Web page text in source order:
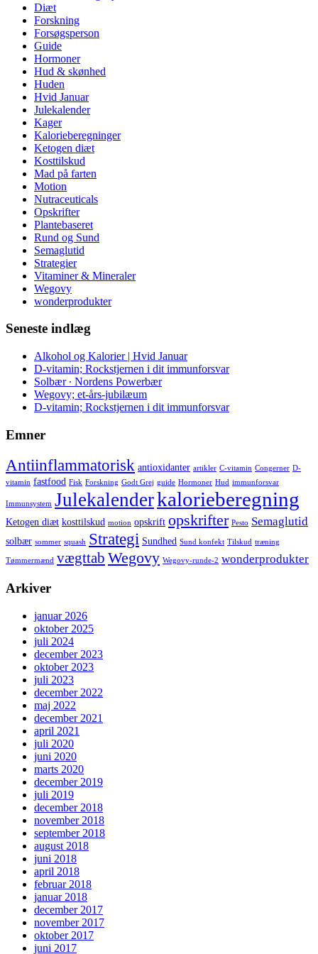
Diæt
Forskning
Forsøgsperson
Guide
Hormoner
Hud & skønhed
Huden
Hvid Januar
Julekalender
Kager
Kalorieberegninger
Ketogen diæt
Kosttilskud
Mad på farten
Motion
Nutraceuticals
Opskrifter
Plantebaseret
Rund og Sund
Semaglutid
Strategier
Vitaminer & Mineraler
Wegovy
wonderprodukter
Seneste indlæg
Alkohol og Kalorier | Hvid Januar
D-vitamin; Rockstjernen i dit immunforsvar
Solbær ∙ Nordens Powerbær
Wegovy; et-års-jubilæum
D-vitamin; Rockstjernen i dit immunforsvar
Emner
Antiinflammatorisk antioxidanter artikler C-vitamin Congerner D-
vitamin fastfood Fisk Forskning Godt Grej guide Hormoner Hud immunforsvar
Immunsystem Julekalenderkalorieberegning
Ketogen diæt kosttilskud motion opskrift opskrifter Pesto Semaglutid
solbær sommer squash Strategi Sundhed Sund konfekt Tilskud træning
Tømmermænd vægttab Wegovy Wegovy-runde-2 wonderprodukter
Arkiver
januar 2026
oktober 2025
juli 2024
december 2023
oktober 2023
juli 2023
december 2022
maj 2022
december 2021
april 2021
juli 2020
juni 2020
marts 2020
december 2019
juli 2019
december 2018
november 2018
september 2018
august 2018
juni 2018
april 2018
februar 2018
januar 2018
december 2017
november 2017
oktober 2017
juni 2017